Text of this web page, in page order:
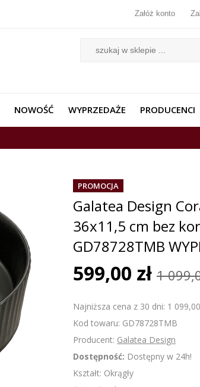
Załóż konto
NOWOŚĆ WYPRZEDAŻE PRODUCENCI
PROMOCJA
Galatea Design
36x11,5 cm bez
GD78728TMB
599,00 zł 1
Najniższa cena z 30 dni: 1
Kod towaru: GD78728TMB
Producent: Galatea Design
Dostępność: Dostępny w 24h!
Kształt: Okrągły